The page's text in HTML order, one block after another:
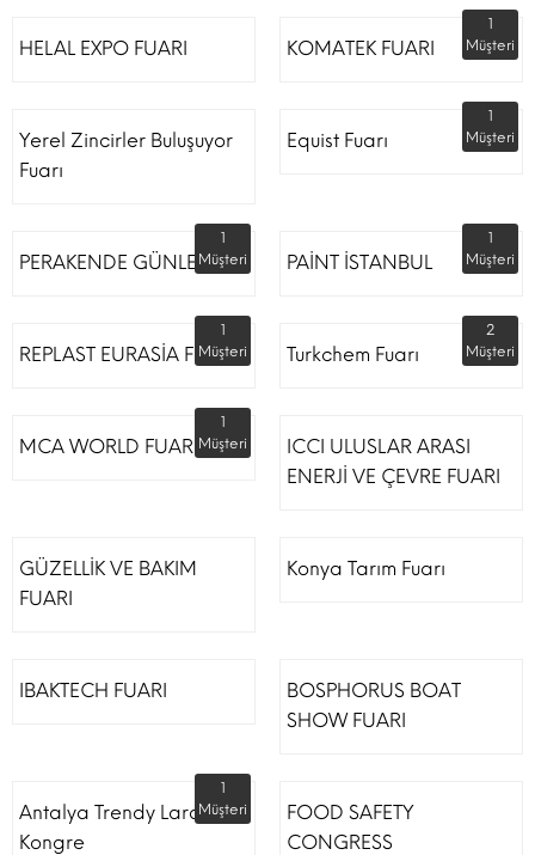
HELAL EXPO FUARI KOMATEK FUARI
1
Müşteri
Yerel Zincirler Buluşuyor
Fuarı
Equist Fuarı
1
Müşteri
PERAKENDE GÜNLERİ
1
Müşteri
PAİNT İSTANBUL
1
Müşteri
REPLAST EURASİA FUARI
1
Müşteri
Turkchem Fuarı
2
Müşteri
MCA WORLD FUARI
1
Müşteri
ICCI ULUSLAR ARASI
ENERJİ VE ÇEVRE FUARI
GÜZELLİK VE BAKIM
FUARI
Konya Tarım Fuarı
IBAKTECH FUARI
BOSPHORUS BOAT
SHOW FUARI
Antalya Trendy Lara Otel
Kongre
1
Müşteri
FOOD SAFETY
CONGRESS